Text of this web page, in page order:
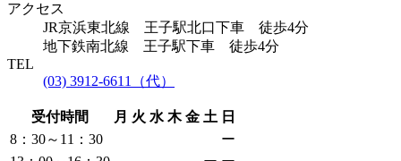
アクセス
JR京浜東北線 王子駅北口下車 徒歩4分
地下鉄南北線 王子駅下車 徒歩4分
TEL
(03) 3912-6611（代）
受付時間 月 火 水 木 金 土 日
8：30～11：30
ー